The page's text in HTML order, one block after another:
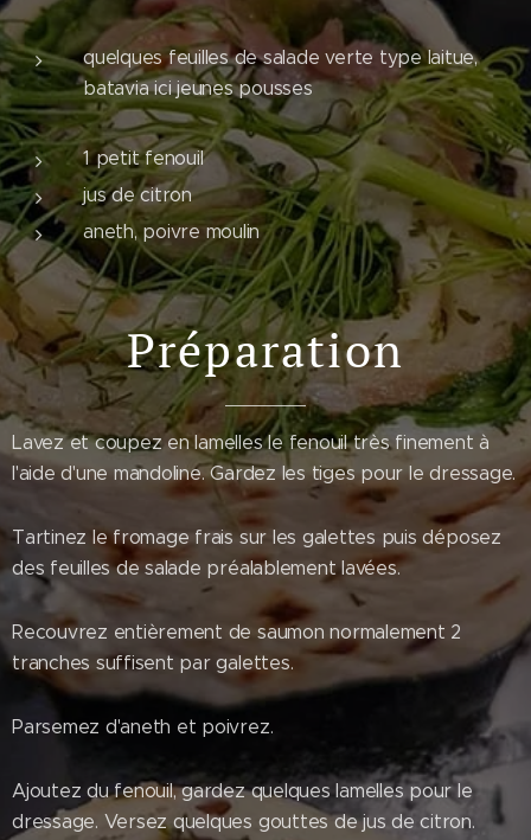
quelques feuilles de salade verte type laitue,
batavia ici jeunes pousses
1 petit fenouil
jus de citron
aneth, poivre moulin
Préparation
Lavez et coupez en lamelles le fenouil très finement à
l'aide d'une mandoline. Gardez les tiges pour le dressage.
Tartinez le fromage frais sur les galettes puis déposez
des feuilles de salade préalablement lavées.
Recouvrez entièrement de saumon normalement 2
tranches suffisent par galettes.
Parsemez d'aneth et poivrez.
Ajoutez du fenouil, gardez quelques lamelles pour le
dressage. Versez quelques gouttes de jus de citron.